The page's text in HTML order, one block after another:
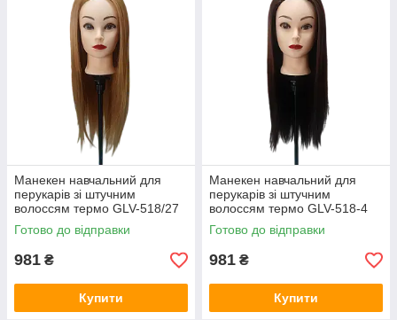
Манекен навчальний для
перукарів зі штучним
волоссям термо GLV-518/27
Готово до відправки
981 ₴
Купити
Манекен навчальний для
перукарів зі штучним
волоссям термо GLV-518-4
Готово до відправки
981 ₴
Купити